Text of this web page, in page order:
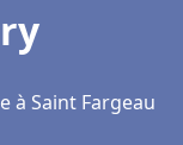
à Saint Fargeau